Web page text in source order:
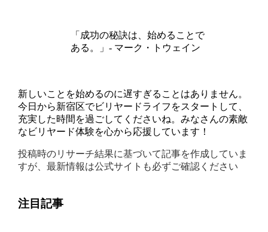
「成功の秘訣は、始めることで
ある。」- マーク・トウェイン
新しいことを始めるのに遅すぎることはありません。
今日から新宿区でビリヤードライフをスタートして、
充実した時間を過ごしてくださいね。みなさんの素敵
なビリヤード体験を心から応援しています！
投稿時のリサーチ結果に基づいて記事を作成していま
すが、最新情報は公式サイトも必ずご確認ください
注目記事